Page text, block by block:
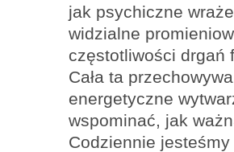
jak psychiczne
widzialne
częstotliwości drgań
Cała ta
energetyczne
wspominać, jak
Codziennie